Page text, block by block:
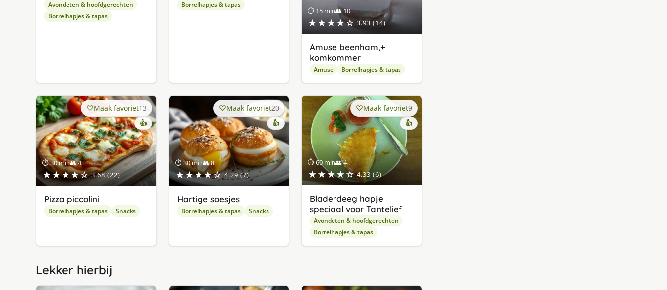
Avondeten & hoofdgerechten
Borrelhapjes & tapas
Borrelhapjes & tapas
⏱ 15 min👥 10
★★★★☆ 3.93 (14)
Amuse beenham,+
komkommer
Amuse Borrelhapjes & tapas
⏱ 30 min👥 4
★★★★☆ 3.68 (22)
Maak favoriet13
👍
Pizza piccolini
Borrelhapjes & tapas Snacks
⏱ 30 min👥 8
★★★★☆ 4.29 (7)
Maak favoriet20
👍
Hartige soesjes
Borrelhapjes & tapas Snacks
⏱ 60 min👥 4
★★★★☆ 4.33 (6)
Maak favoriet9
👍
Bladerdeeg hapje
speciaal voor Tantelief
Avondeten & hoofdgerechten
Borrelhapjes & tapas
Lekker hierbij